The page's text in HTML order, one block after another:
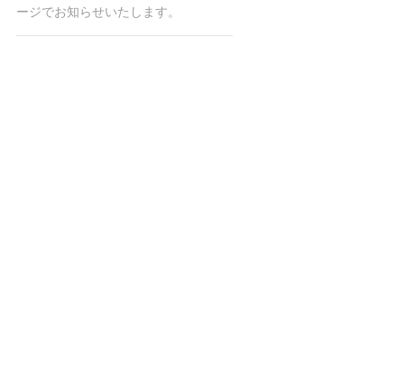
ージでお知らせいたします。